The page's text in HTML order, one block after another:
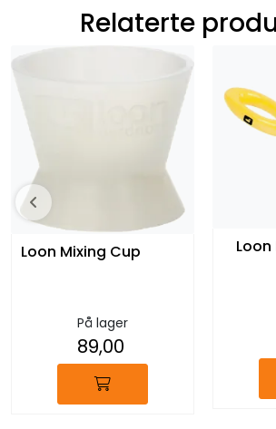
Relaterte
Loon Mixing Cup
På lager
89,00